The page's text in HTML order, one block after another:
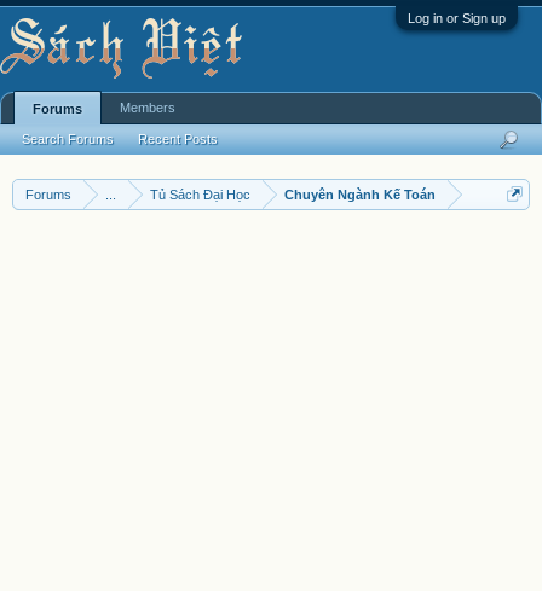
Log in or Sign up
Forums Tủ Sách Đại Học Chuyên Ngành Kế Toán
Forums
Search Forums Recent Posts
Members